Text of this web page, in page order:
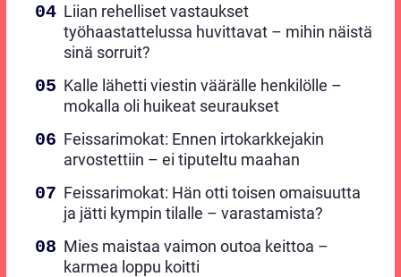
Liian rehelliset vastaukset
työhaastattelussa huvittavat – mihin näistä
sinä sorruit?
Kalle lähetti viestin väärälle henkilölle –
mokalla oli huikeat seuraukset
Feissarimokat: Ennen irtokarkkejakin
arvostettiin – ei tiputeltu maahan
Feissarimokat: Hän otti toisen omaisuutta
ja jätti kympin tilalle – varastamista?
Mies maistaa vaimon outoa keittoa –
karmea loppu koitti